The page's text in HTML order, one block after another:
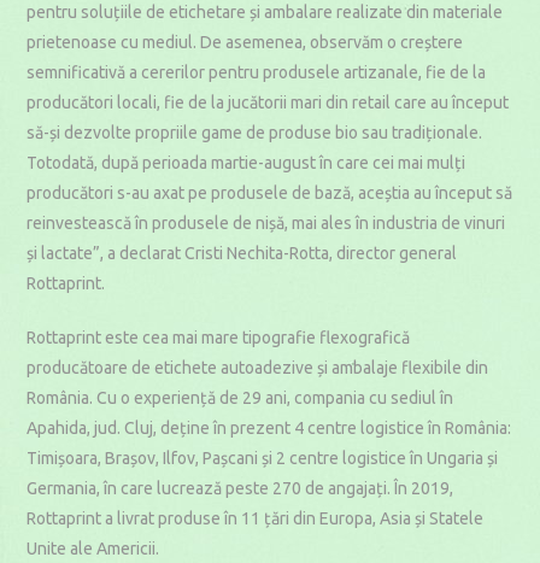
pentru soluțiile de etichetare și ambalare realizate din materiale
prietenoase cu mediul. De asemenea, observăm o creștere
semnificativă a cererilor pentru produsele artizanale, fie de la
producători locali, fie de la jucătorii mari din retail care au început
să-și dezvolte propriile game de produse bio sau tradiționale.
Totodată, după perioada martie-august în care cei mai mulți
producători s-au axat pe produsele de bază, aceștia au început să
reinvestească în produsele de nișă, mai ales în industria de vinuri
și lactate”, a declarat Cristi Nechita-Rotta, director general
Rottaprint.
Rottaprint este cea mai mare tipografie flexografică
producătoare de etichete autoadezive și ambalaje flexibile din
România. Cu o experiență de 29 ani, compania cu sediul în
Apahida, jud. Cluj, deține în prezent 4 centre logistice în România:
Timișoara, Brașov, Ilfov, Pașcani și 2 centre logistice în Ungaria și
Germania, în care lucrează peste 270 de angajați. În 2019,
Rottaprint a livrat produse în 11 țări din Europa, Asia și Statele
Unite ale Americii.